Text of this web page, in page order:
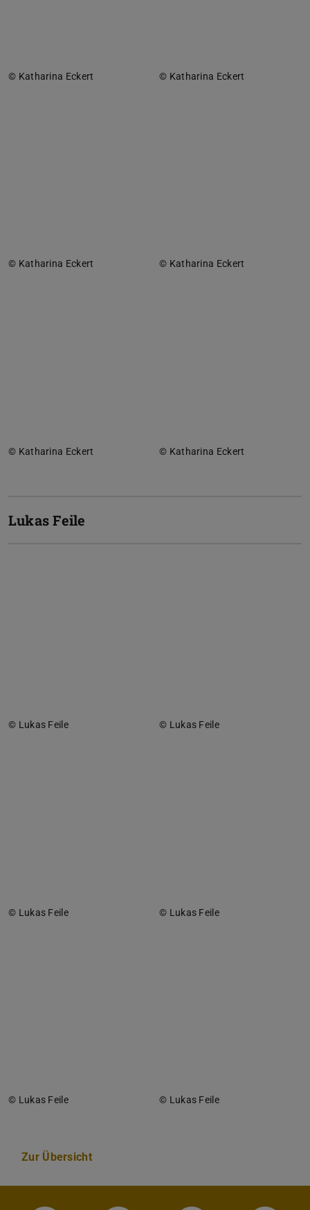
© Katharina Eckert © Katharina Eckert
© Katharina Eckert © Katharina Eckert
© Katharina Eckert © Katharina Eckert
Lukas Feile
© Lukas Feile © Lukas Feile
© Lukas Feile © Lukas Feile
© Lukas Feile © Lukas Feile
Zur Übersicht